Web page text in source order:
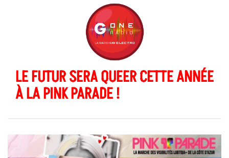
LE FUTUR SERA QUEER CETTE ANNÉE
À LA PINK PARADE !